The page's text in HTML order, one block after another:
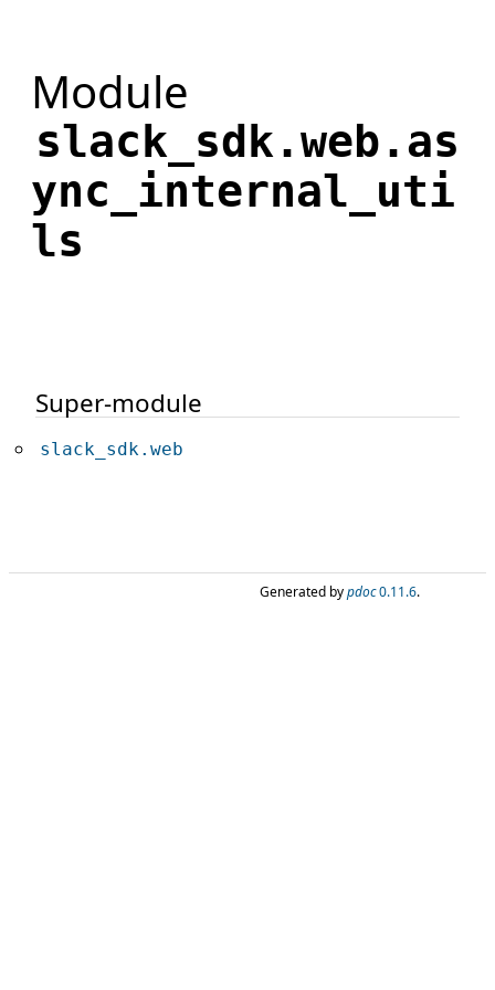
Module
slack_sdk.web.as
ync_internal_uti
ls
Super-module
slack_sdk.web
Generated bypdoc0.11.6.